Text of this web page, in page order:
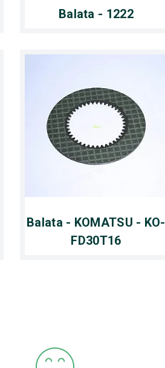
Balata - 1222
Balata - KOMATSU - KO-
FD30T16